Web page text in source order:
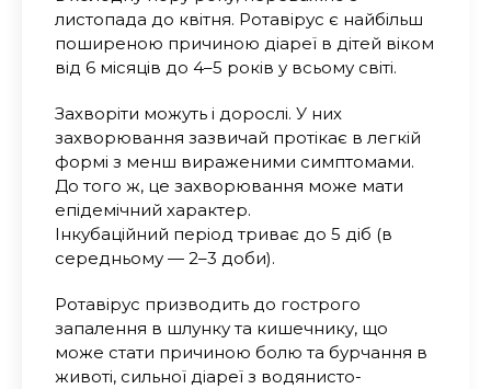
листопада до квітня. Ротавірус є найбільш
поширеною причиною діареї в дітей віком
від 6 місяців до 4–5 років у всьому світі.
Захворіти можуть і дорослі. У них
захворювання зазвичай протікає в легкій
формі з менш вираженими симптомами.
До того ж, це захворювання може мати
епідемічний характер.
Інкубаційний період триває до 5 діб (в
середньому — 2–3 доби).
Ротавірус призводить до гострого
запалення в шлунку та кишечнику, що
може стати причиною болю та бурчання в
животі, сильної діареї з водянисто-